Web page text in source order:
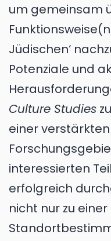
um gemeinsam
Jüdischen‘
Potenziale und
Culture Studies
einer
interessierten
erfolgreich
nicht nur zu